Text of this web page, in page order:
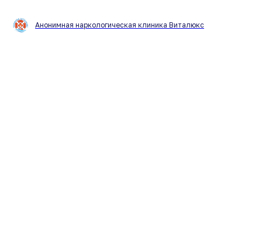
Анонимная наркологическая клиника Виталюкс